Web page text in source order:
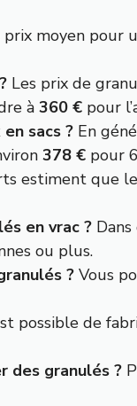
prix moyen pour
Les prix de
à 360 € pour
sacs ? En
378 € pour
estiment que
en vrac ?
ou plus.
? Vous
possible de
des granulés ?